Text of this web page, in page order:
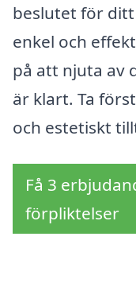
beslutet för ditt
enkel och
på att njuta av
är klart. Ta
och estetiskt
Få 3
förpliktelser